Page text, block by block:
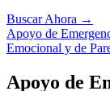
Buscar Ahora →
Apoyo de
Emocional y de
Apoyo de